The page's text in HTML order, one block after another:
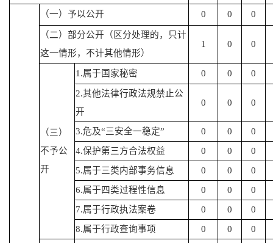
（一）予以公开 0 0 0
（二）部分公开（区分处理的，只计
这一情形，不计其他情形）
1 0 0
（三）
不予公
开
1.属于国家秘密 0 0 0
2.其他法律行政法规禁止公
开
0 0 0
3.危及“三安全一稳定” 0 0
0
4.保护第三方合法权益
0 0
0
5.属于三类内部事务信息
0 0
0
6.属于四类过程性信息
0 0
0
7.属于行政执法案卷
0 0
0
8.属于行政查询事项
0 0 0